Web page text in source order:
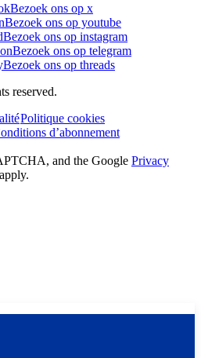
Bezoek ons op x
Bezoek ons op youtube
Bezoek ons op instagram
Bezoek ons op telegram
Bezoek ons op threads
reserved.
Politique cookies
d’abonnement
and the Google Privacy
apply.